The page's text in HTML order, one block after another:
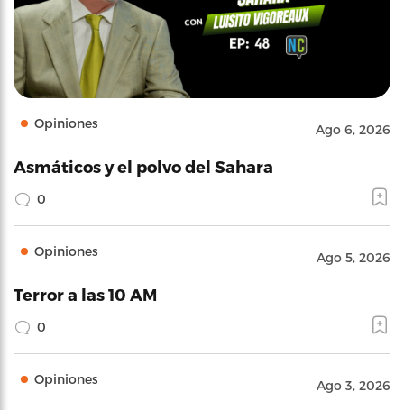
Opiniones Ago 6, 2026
Asmáticos y el polvo del Sahara
0
Opiniones Ago 5, 2026
Terror a las 10 AM
0
Opiniones Ago 3, 2026